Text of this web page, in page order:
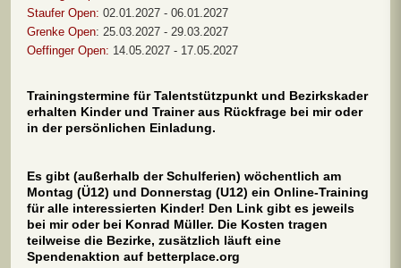
Staufer Open: 02.01.2027 - 06.01.2027
Grenke Open: 25.03.2027 - 29.03.2027
Oeffinger Open: 14.05.2027 - 17.05.2027
Trainingstermine für Talentstützpunkt und Bezirkskader
erhalten Kinder und Trainer aus Rückfrage bei mir oder
in der persönlichen Einladung.
Es gibt (außerhalb der Schulferien) wöchentlich am
Montag (Ü12) und Donnerstag (U12) ein Online-Training
für alle interessierten Kinder! Den Link gibt es jeweils
bei mir oder bei Konrad Müller. Die Kosten tragen
teilweise die Bezirke, zusätzlich läuft eine
Spendenaktion auf betterplace.org